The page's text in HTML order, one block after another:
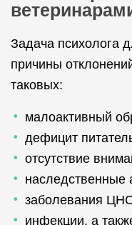
Задача психолога
причины
таковых:
малоактивный
дефицит
отсутствие
наследственные
заболевания
инфекции, а